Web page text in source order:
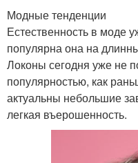
Модные тенденции
Естественность в моде
популярна она на
Локоны сегодня уже не
популярностью, как
актуальны небольшие
легкая въерошенность.